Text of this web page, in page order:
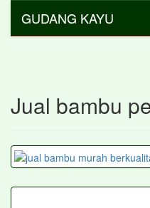
GUDANG KAYU
Jual bambu